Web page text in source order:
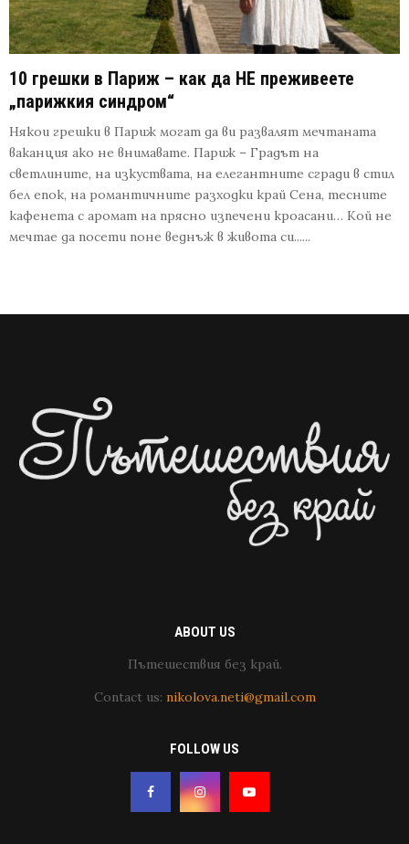
10 грешки в Париж – как да НЕ преживеете
„парижкия синдром“
Някои грешки в Париж могат да ви развалят мечтаната
ваканция ако не внимавате. Париж – Градът на
светлините, на изкуствата, на елегантните сгради в стил
бел епок, на романтичните разходки край Сена, тесните
кафенета с аромат на прясно изпечени кроасани… Кой не
мечтае да посети поне веднъж в живота си......
ABOUT US
Пътешествия без край.
Contact us: nikolova.neti@gmail.com
FOLLOW US